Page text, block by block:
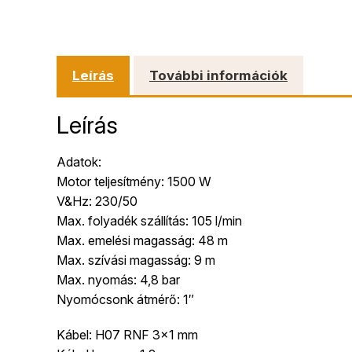
Leírás További információk
Leírás
Adatok:
Motor teljesítmény: 1500 W
V&Hz: 230/50
Max. folyadék szállítás: 105 l/min
Max. emelési magasság: 48 m
Max. szívási magasság: 9 m
Max. nyomás: 4,8 bar
Nyomócsonk átmérő: 1″
Kábel: H07 RNF 3×1 mm